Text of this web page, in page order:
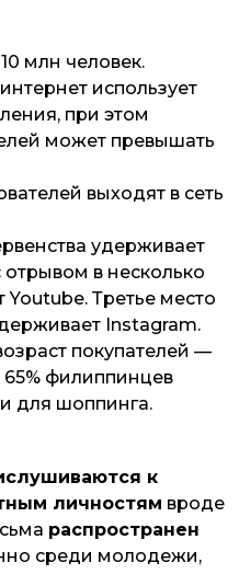
млн человек.
использует
при этом
может превышать
выходят в сеть
удерживает
отрывом в несколько
Youtube. Третье место
Instagram.
покупателей —
филиппинцев
для шоппинга.
к
личностям вроде
распространен
среди молодежи,